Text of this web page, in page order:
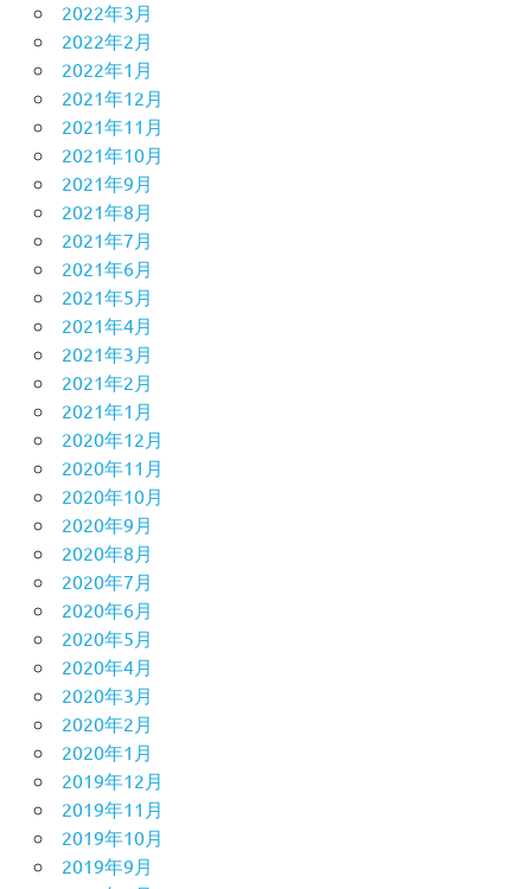
2022年3月
2022年2月
2022年1月
2021年12月
2021年11月
2021年10月
2021年9月
2021年8月
2021年7月
2021年6月
2021年5月
2021年4月
2021年3月
2021年2月
2021年1月
2020年12月
2020年11月
2020年10月
2020年9月
2020年8月
2020年7月
2020年6月
2020年5月
2020年4月
2020年3月
2020年2月
2020年1月
2019年12月
2019年11月
2019年10月
2019年9月